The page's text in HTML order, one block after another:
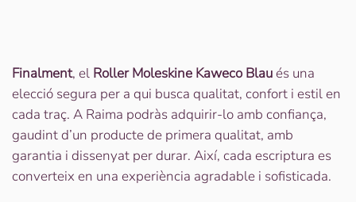
Finalment, el Roller Moleskine Kaweco Blaués una
elecció segura per a qui busca qualitat, confort i estil en
cada traç. A Raima podràs adquirir-lo amb confiança,
gaudint d’un producte de primera qualitat, amb
garantia i dissenyat per durar. Així, cada escriptura es
converteix en una experiència agradable i sofisticada.